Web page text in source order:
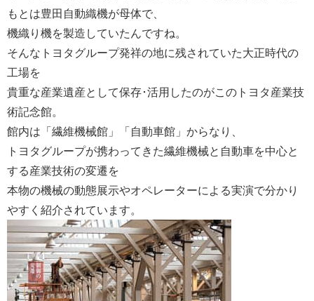
もとは豊田自動織機が母体で、
機織り機を製造していたんですね。
そんなトヨタグループ発祥の地に残されていた大正時代の
工場を
貴重な産業遺産として保存･活用したのがこのトヨタ産業技
術記念館。
館内は「繊維機械館」「自動車館」からなり、
トヨタグループが携わってきた繊維機械と自動車を中心と
する産業技術の変遷を
本物の機械の動態展示やオペレーターによる実演で分かり
やすく紹介されています。